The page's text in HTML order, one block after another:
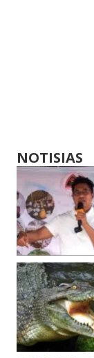
NOTISIAS